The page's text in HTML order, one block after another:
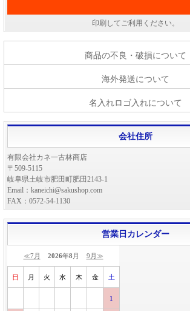
印刷してご利用ください。
商品の不良・破損について
海外発送について
名入れロゴ入れについて
会社住所
有限会社カネ一古林商店
〒509-5115
岐阜県土岐市肥田町肥田2143-1
Email：kaneichi@sakushop.com
FAX：0572-54-1130
営業日カレンダー
≪7月 2026年8 月 9月≫
日 月 火 水 木 金 土
1